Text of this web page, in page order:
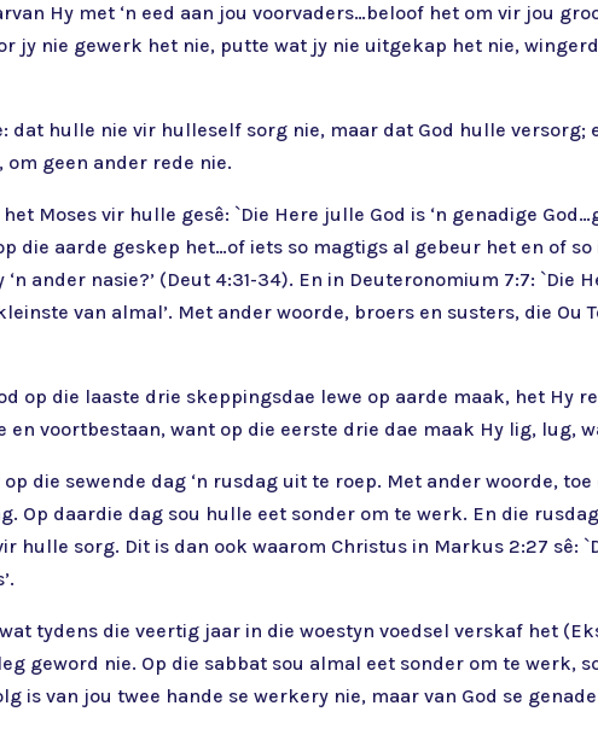
Hy met ‘n eed aan jou voorvaders…beloof het om vir jou
jy nie gewerk het nie, putte wat jy nie uitgekap het nie,
dat hulle nie vir hulleself sorg nie, maar dat God hulle
om geen ander rede nie.
Moses vir hulle gesê: `Die Here julle God is ‘n genadige
die aarde geskep het…of iets so magtigs al gebeur het en of
ander nasie?’ (Deut 4:31-34). En in Deuteronomium 7:7:
van almal’. Met ander woorde, broers en susters, die Ou
op die laaste drie skeppingsdae lewe op aarde maak, het Hy
voortbestaan, want op die eerste drie dae maak Hy lig, lug,
die sewende dag ‘n rusdag uit te roep. Met ander woorde,
Op daardie dag sou hulle eet sonder om te werk. En die
hulle sorg. Dit is dan ook waarom Christus in Markus 2:27 sê:
tydens die veertig jaar in die woestyn voedsel verskaf het
geword nie. Op die sabbat sou almal eet sonder om te werk,
is van jou twee hande se werkery nie, maar van God se